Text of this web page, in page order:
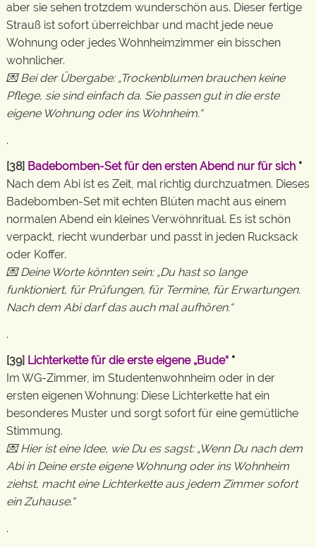
aber sie sehen trotzdem wunderschön aus. Dieser fertige
Strauß ist sofort überreichbar und macht jede neue
Wohnung oder jedes Wohnheimzimmer ein bisschen
wohnlicher.
💌 Bei der Übergabe: „Trockenblumen brauchen keine
Pflege, sie sind einfach da. Sie passen gut in die erste
eigene Wohnung oder ins Wohnheim.“
.
[38] Badebomben-Set für den ersten Abend nur für sich *
Nach dem Abi ist es Zeit, mal richtig durchzuatmen. Dieses
Badebomben-Set mit echten Blüten macht aus einem
normalen Abend ein kleines Verwöhnritual. Es ist schön
verpackt, riecht wunderbar und passt in jeden Rucksack
oder Koffer.
💌 Deine Worte könnten sein: „Du hast so lange
funktioniert, für Prüfungen, für Termine, für Erwartungen.
Nach dem Abi darf das auch mal aufhören.“
.
[39] Lichterkette für die erste eigene „Bude“ *
Im WG-Zimmer, im Studentenwohnheim oder in der
ersten eigenen Wohnung: Diese Lichterkette hat ein
besonderes Muster und sorgt sofort für eine gemütliche
Stimmung.
💌 Hier ist eine Idee, wie Du es sagst: „Wenn Du nach dem
Abi in Deine erste eigene Wohnung oder ins Wohnheim
ziehst, macht eine Lichterkette aus jedem Zimmer sofort
ein Zuhause.“
.